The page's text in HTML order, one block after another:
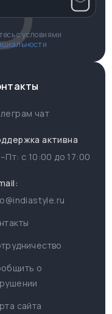
с условиями
чат
активна
с 10:00 до 17:00
о
сайта